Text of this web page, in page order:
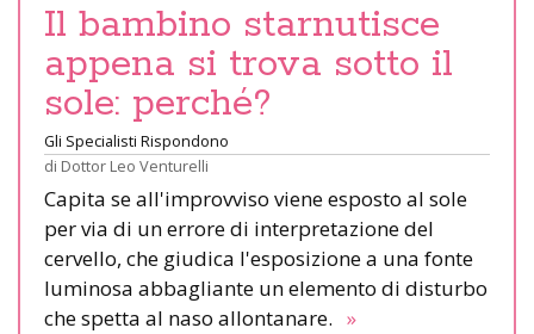
Il bambino starnutisce
appena si trova sotto il
sole: perché?
Gli Specialisti Rispondono
di Dottor Leo Venturelli
Capita se all'improvviso viene esposto al sole
per via di un errore di interpretazione del
cervello, che giudica l'esposizione a una fonte
luminosa abbagliante un elemento di disturbo
che spetta al naso allontanare. »